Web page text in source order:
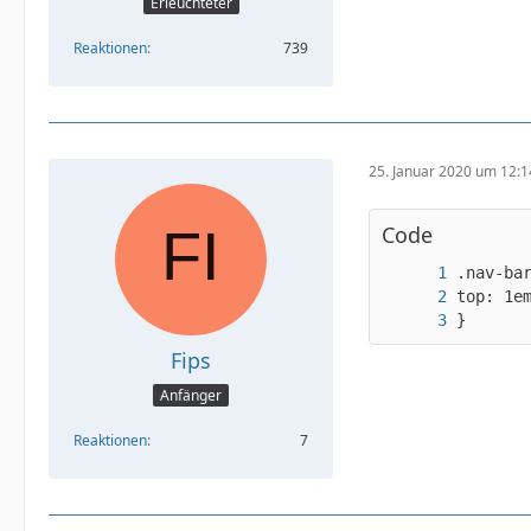
Reaktionen 739
Fips
Anfänger
Reaktionen 7
25. Januar 2020 um
Code
}